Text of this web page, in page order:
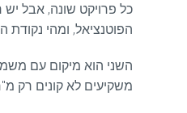
כל פרויקט שונה, אבל
הפוטנציאל, ומהי נקודת
השני הוא מיקום עם
משקיעים לא קונים רק